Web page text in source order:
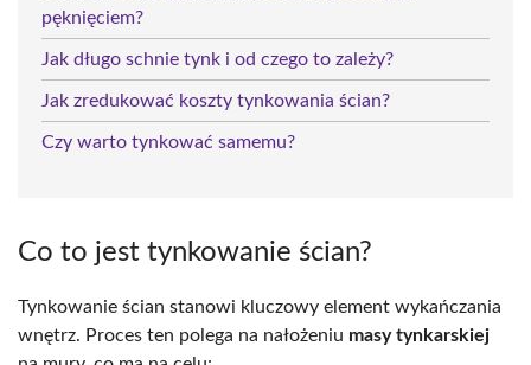
pęknięciem?
Jak długo schnie tynk i od czego to zależy?
Jak zredukować koszty tynkowania ścian?
Czy warto tynkować samemu?
Co to jest tynkowanie ścian?
Tynkowanie ścian stanowi kluczowy element wykańczania
wnętrz. Proces ten polega na nałożeniu masy tynkarskiej